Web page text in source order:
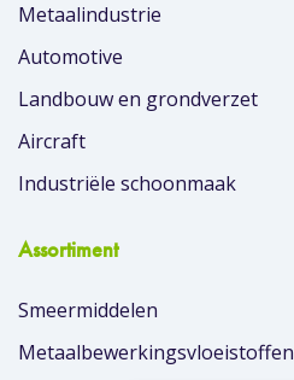
Metaalindustrie
Automotive
Landbouw en grondverzet
Aircraft
Industriële schoonmaak
Assortiment
Smeermiddelen
Metaalbewerkingsvloeistoffen